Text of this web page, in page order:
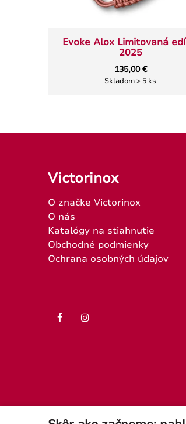
Evoke Alox Limitovaná
2025
135,00 €
Skladom > 5 ks
Victorinox
O značke Victorinox
O nás
Katalógy na stiahnutie
Obchodné podmienky
Ochrana osobných údajov